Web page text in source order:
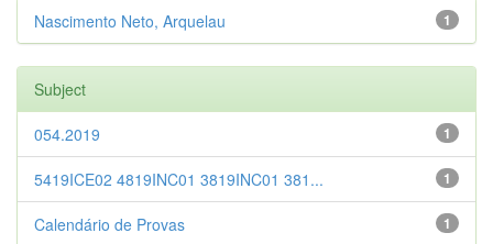
1
Nascimento Neto, Arquelau
Subject
1
054.2019
1
5419ICE02 4819INC01 3819INC01 381...
1
Calendário de Provas